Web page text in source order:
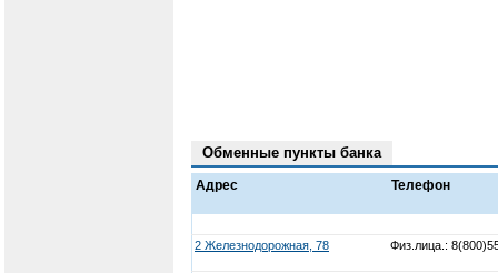
Обменные пункты банка
Адрес Телефон
2 Железнодорожная, 78 Физ.лица.: